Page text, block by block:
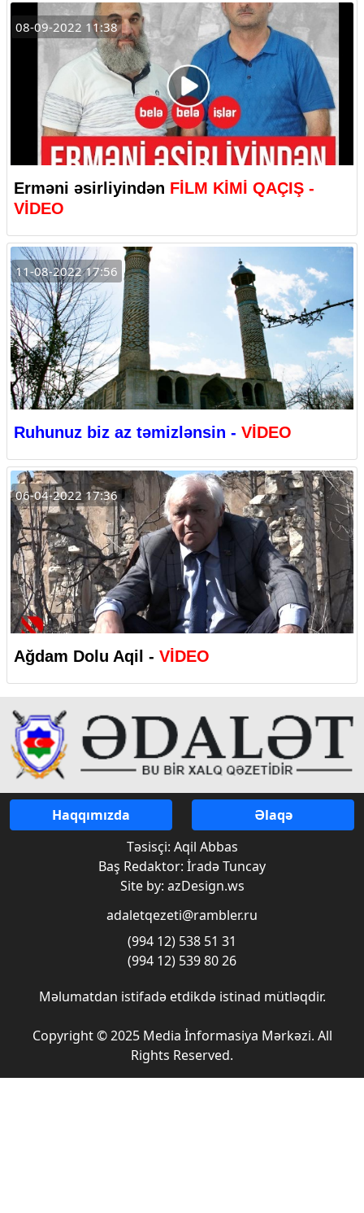
08-09-2022 11:38
Erməni əsirliyindən FİLM KİMİ QAÇIŞ -
VİDEO
11-08-2022 17:56
Ruhunuz biz az təmizlənsin - VİDEO
06-04-2022 17:36
Ağdam Dolu Aqil - VİDEO
Haqqımızda
Əlaqə
Təsisçi: Aqil Abbas
Baş Redaktor: İradə Tuncay
Site by: azDesign.ws
adaletqezeti@rambler.ru
(994 12) 538 51 31
(994 12) 539 80 26
Məlumatdan istifadə etdikdə istinad mütləqdir.
Copyright © 2025 Media İnformasiya Mərkəzi. All
Rights Reserved.